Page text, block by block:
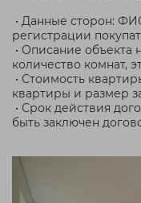
• Данные сторон:
регистрации
• Описание объекта
количество комнат,
• Стоимость
квартиры и размер
• Срок действия
быть заключен